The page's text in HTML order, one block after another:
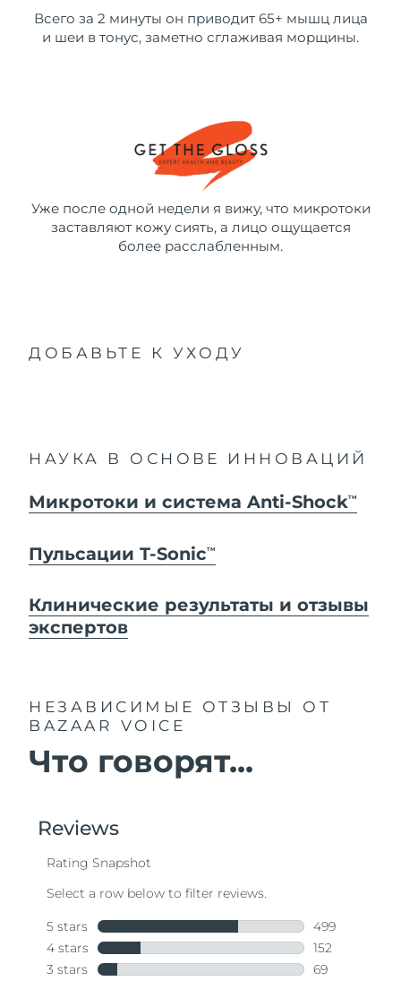
Всего за 2 минуты он приводит 65+ мышц лица
и шеи в тонус, заметно сглаживая морщины.
Уже после одной недели я вижу, что микротоки
заставляют кожу сиять, а лицо ощущается
более расслабленным.
ДОБАВЬТЕ К УХОДУ
НАУКА В ОСНОВЕ ИННОВАЦИЙ
Микротоки и система Anti-ShockTM
Пульсации T-SonicTM
Клинические результаты и отзывы
экспертов
НЕЗАВИСИМЫЕ ОТЗЫВЫ
ОТ
BAZAAR VOICE
Что говорят...